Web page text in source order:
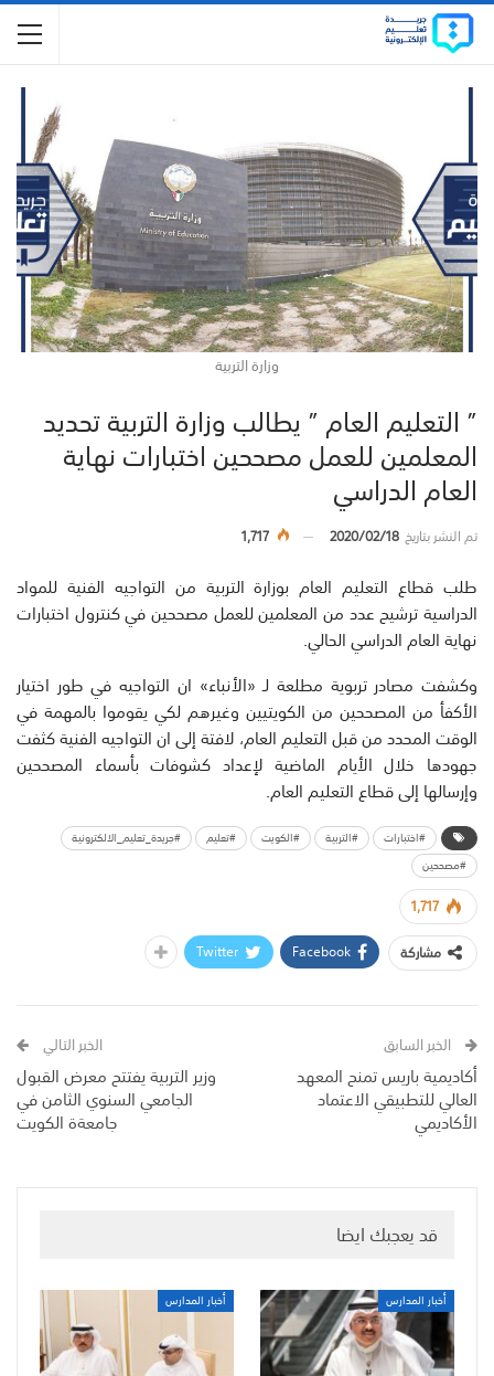
وزارة التربية
” التعليم العام ” يطالب وزارة التربية تحديد
المعلمين للعمل مصححين اختبارات نهاية
العام الدراسي
تم النشر بتاريخ2020/02/18
1,717
طلب قطاع التعليم العام بوزارة التربية من التواجيه الفنية للمواد
الدراسية ترشيح عدد من المعلمين للعمل مصححين في كنترول اختبارات
نهاية العام الدراسي الحالي.
وكشفت مصادر تربوية مطلعة لـ «الأنباء» ان التواجيه في طور اختيار
الأكفأ من المصححين من الكويتيين وغيرهم لكي يقوموا بالمهمة في
الوقت المحدد من قبل التعليم العام، لافتة إلى ان التواجيه الفنية كثفت
جهودها خلال الأيام الماضية لإعداد كشوفات بأسماء المصححين
وإرسالها إلى قطاع التعليم العام.
#اختبارات #التربية #الكويت #تعليم
#جريدة_تعليم_الالكترونية
#مصححين
1,717
مشاركة
Facebook
Twitter
الخبر السابق
أكاديمية باريس تمنح المعهد
العالي للتطبيقي الاعتماد
الأكاديمي
الخبر التالي
وزير التربية يفتتح معرض القبول
الجامعي السنوي الثامن في
جامعةة الكويت
قد يعجبك ايضا
أخبار المدارس أخبار المدارس